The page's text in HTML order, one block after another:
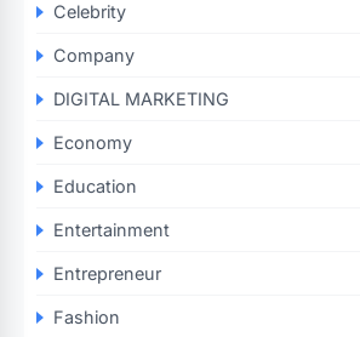
Celebrity
Company
DIGITAL MARKETING
Economy
Education
Entertainment
Entrepreneur
Fashion